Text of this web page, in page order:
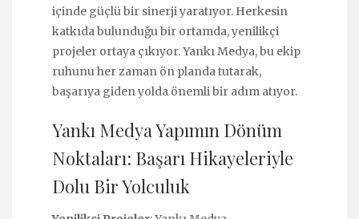
içinde güçlü bir sinerji yaratıyor. Herkesin
katkıda bulunduğu bir ortamda, yenilikçi
projeler ortaya çıkıyor. Yankı Medya, bu ekip
ruhunu her zaman ön planda tutarak,
başarıya giden yolda önemli bir adım atıyor.
Yankı Medya Yapımın Dönüm
Noktaları: Başarı Hikayeleriyle
Dolu Bir Yolculuk